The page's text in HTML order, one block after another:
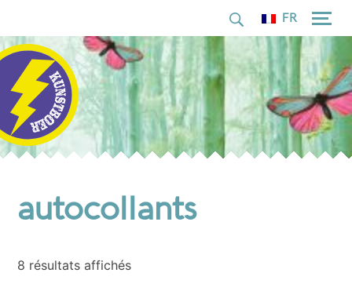
content
FR
autocollants
8 résultats affichés